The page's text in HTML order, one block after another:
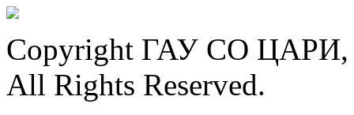
Copyright ГАУ СО ЦАРИ,
All Rights Reserved.